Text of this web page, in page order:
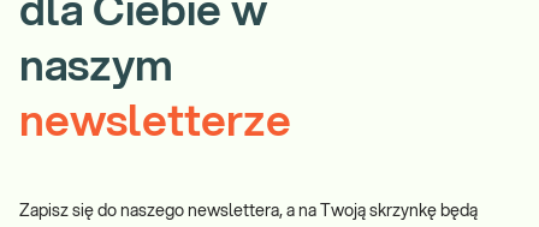
dla Ciebie w
naszym
newsletterze
Zapisz się do naszego newslettera, a na Twoją skrzynkę będą